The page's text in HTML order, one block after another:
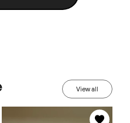
View all